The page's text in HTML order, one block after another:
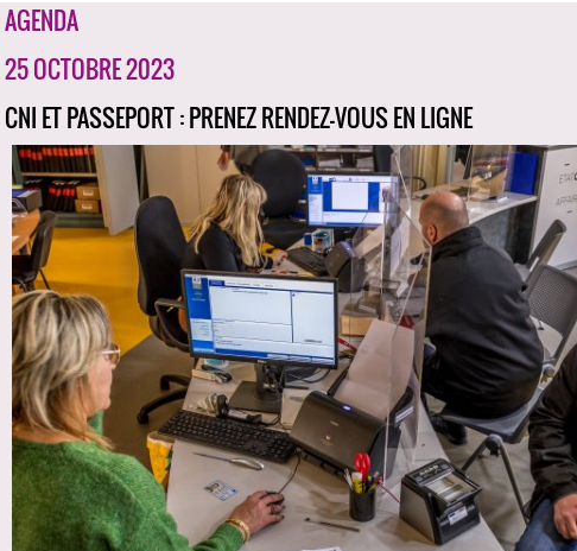
AGENDA
25 OCTOBRE 2023
CNI ET PASSEPORT : PRENEZ RENDEZ-VOUS EN LIGNE